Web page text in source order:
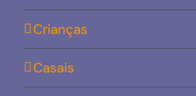
Crianças
Casais